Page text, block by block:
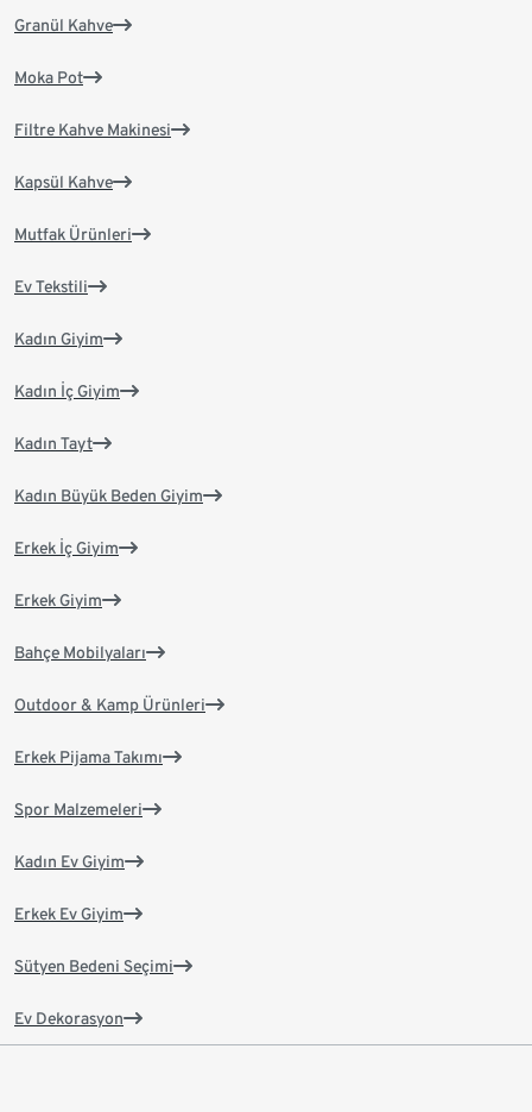
Granül Kahve
Moka Pot
Filtre Kahve Makinesi
Kapsül Kahve
Mutfak Ürünleri
Ev Tekstili
Kadın Giyim
Kadın İç Giyim
Kadın Tayt
Kadın Büyük Beden Giyim
Erkek İç Giyim
Erkek Giyim
Bahçe Mobilyaları
Outdoor & Kamp Ürünleri
Erkek Pijama Takımı
Spor Malzemeleri
Kadın Ev Giyim
Erkek Ev Giyim
Sütyen Bedeni Seçimi
Ev Dekorasyon